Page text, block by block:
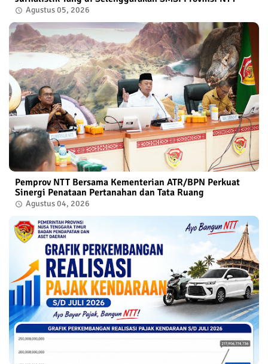
Agustus 05, 2026
Pemprov NTT Bersama Kementerian ATR/BPN Perkuat
Sinergi Penataan Pertanahan dan Tata Ruang
Agustus 04, 2026